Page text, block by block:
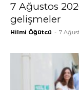
7 Ağustos
gelişmeler
Hilmi Öğütcü - 7